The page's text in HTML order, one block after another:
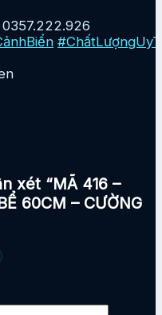
xét “MÃ 416 –
60CM – CƯỜNG